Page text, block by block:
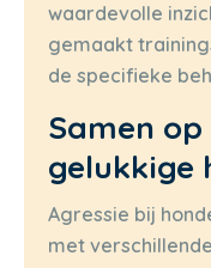
waardevolle
gemaakt
de specifieke
Samen
gelukkige
Agressie bij
met